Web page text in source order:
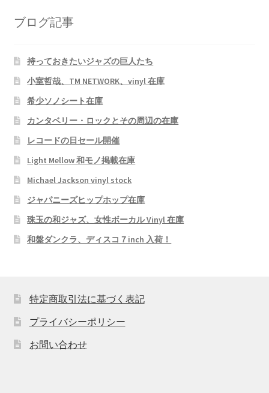
ブログ記事
持っておきたいジャズの巨人たち
小室哲哉、TM NETWORK、vinyl 在庫
希少ソノシート在庫
カンタベリー・ロックとその周辺の在庫
レコードの日セール開催
Light Mellow 和モノ掲載在庫
Michael Jackson vinyl stock
ジャパニーズヒップホップ在庫
珠玉の和ジャズ、女性ボーカル Vinyl 在庫
和盤ダンクラ、ディスコ７inch 入荷！
特定商取引法に基づく表記
プライバシーポリシー
お問い合わせ